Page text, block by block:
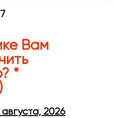
Вам
*
2026